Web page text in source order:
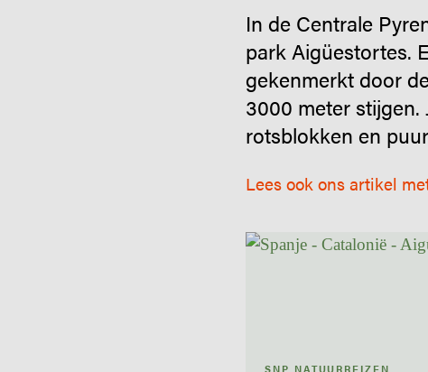
SNP NATUURREIZEN
In de Centrale
park Aigüestortes.
gekenmerkt door
3000 meter
rotsblokken en
Lees ook ons artikel